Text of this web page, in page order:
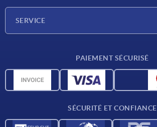
SERVICE
Données CAO
PAIEMENT SÉCURISÉ
SÉCURITÉ ET CONFIANCE